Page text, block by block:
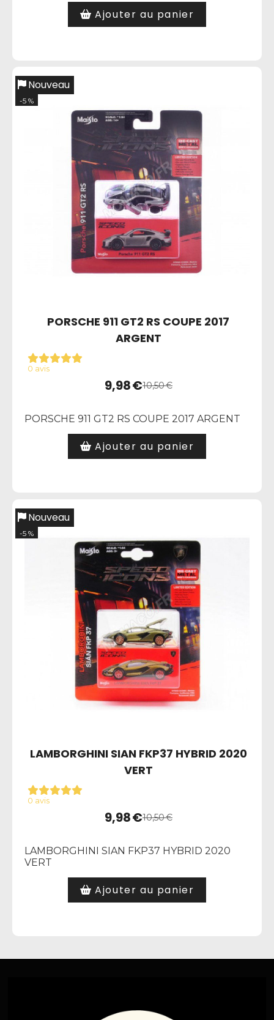
Ajouter au panier
Nouveau
-5 %
PORSCHE 911 GT2 RS COUPE 2017
ARGENT
0 avis
9,98€10,50€
PORSCHE 911 GT2 RS COUPE 2017 ARGENT
Ajouter au panier
Nouveau
-5 %
LAMBORGHINI SIAN FKP37 HYBRID 2020
VERT
0 avis
9,98€10,50€
LAMBORGHINI SIAN FKP37 HYBRID 2020
VERT
Ajouter au panier